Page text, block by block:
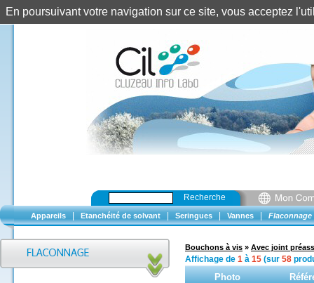
Recherche
Appareils Etanchéité de solvant Seringues Vannes Flaconnage
Bouchons à vis » Avec joint
Affichage de 1 à 15 (sur 58
Photo
En poursuivant votre navigation sur ce site, vous acceptez